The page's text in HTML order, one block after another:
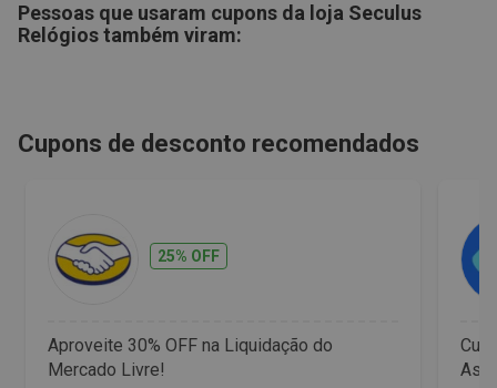
Pessoas que usaram cupons da loja Seculus
Relógiostambém viram:
Cupons de desconto recomendados
25% OFF
Aproveite 30% OFF na Liquidação do
Mercado Livre!